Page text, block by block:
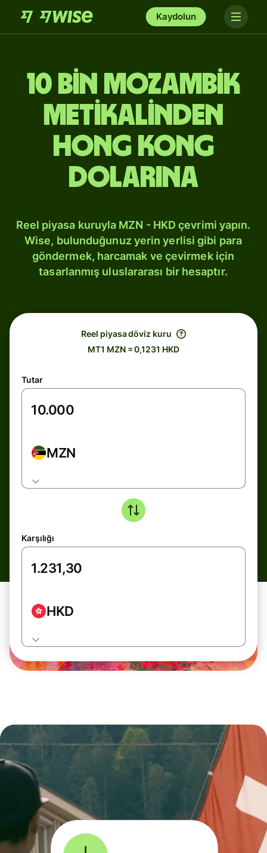
Kaydolun
10 bin Mozambik
metikalinden
Hong Kong
dolarına
Reel piyasa kuruyla MZN - HKD çevrimi yapın.
Wise, bulunduğunuz yerin yerlisi gibi para
göndermek, harcamak ve çevirmek için
tasarlanmış uluslararası bir hesaptır.
Reel piyasa döviz kuru
MT1 MZN = 0,1231 HKD
Tutar
MZN
Karşılığı
HKD